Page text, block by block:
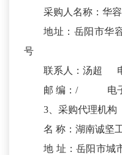
采购人名称：华
地址：岳阳市华
号
联系人：汤超 电
邮 编：/ 电子
3、采购代理机构
名 称：湖南诚坚
地 址：岳阳市城